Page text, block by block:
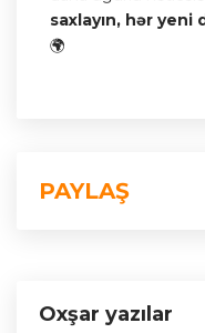
saxlayın, hər
🌍
PAYLAŞ
Oxşar yazılar